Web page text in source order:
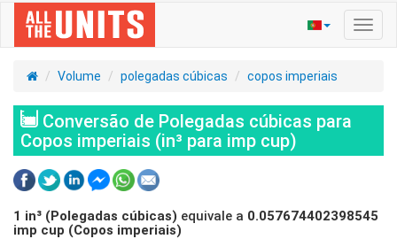
Volume polegadas cúbicas copos imperiais
Conversão de Polegadas cúbicas para
Copos imperiais (in³ para imp cup)
1 in³ (Polegadas cúbicas) equivale a 0.057674402398545
imp cup (Copos imperiais)